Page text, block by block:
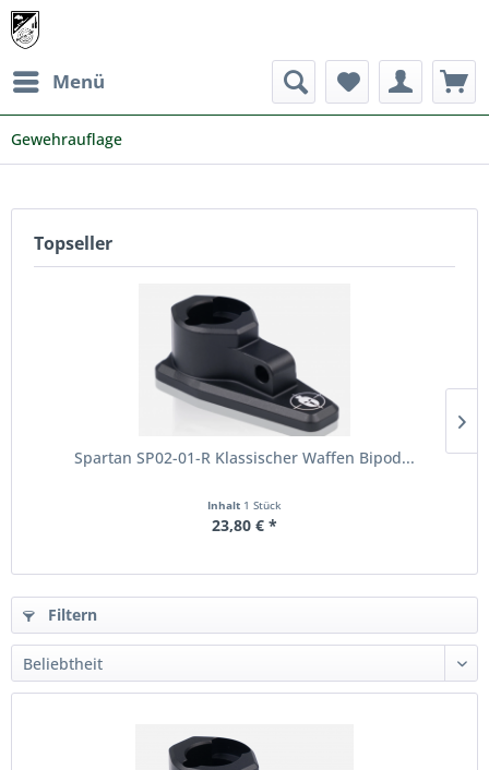
Menü
Gewehrauflage
Topseller
Spartan SP02-01-R Klassischer Waffen Bipod...
Inhalt 1 Stück
23,80 € *
Filtern